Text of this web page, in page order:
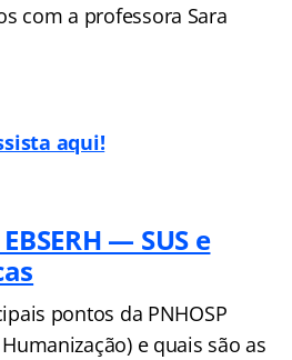
com a professora Sara
aqui!
— SUS e
pontos da PNHOSP
e quais são as